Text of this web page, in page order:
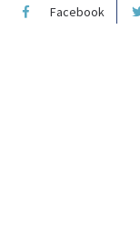
Facebook